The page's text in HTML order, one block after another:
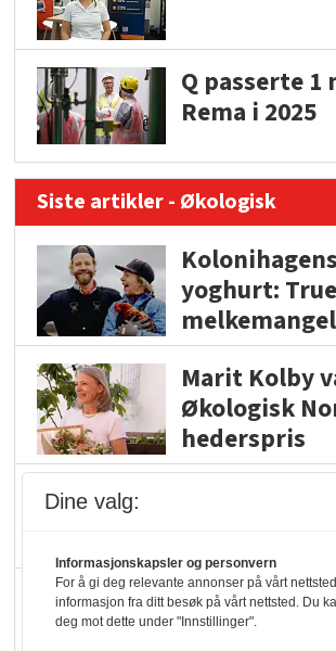
Q passerte
Rema i 2025
Siste artikler - Økologisk
yoghurt:
melkemangel
Marit Kolby
Økologisk
hederspris
med å få tak i
Dine valg:
Informasjonskapsler og personvern
For å gi deg relevante annonser på vårt
informasjon fra ditt besøk på vårt nettsted. Du
deg mot dette under "Innstillinger".